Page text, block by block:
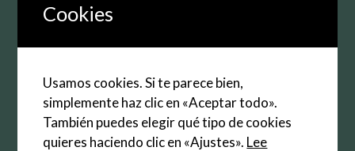
electrónico
Guarda mi nombre, correo electrónico y web en
este navegador para la próxima vez que
comente.
Cookies
Usamos cookies. Si te parece bien,
simplemente haz clic en «Aceptar todo».
También puedes elegir qué tipo de cookies
quieres haciendo clic en «Ajustes». Lee